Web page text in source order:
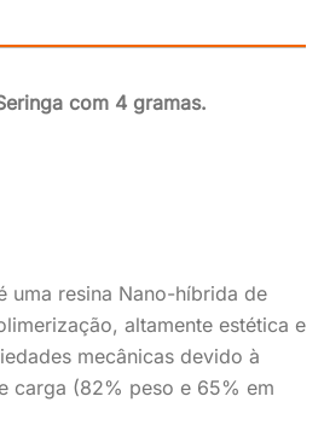
com 4 gramas.
uma resina Nano-híbrida de
altamente estética e
mecânicas devido à
carga (82% peso e 65% em